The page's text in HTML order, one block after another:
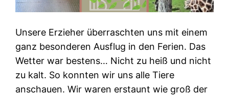
Unsere Erzieher überraschten uns mit einem
ganz besonderen Ausflug in den Ferien. Das
Wetter war bestens… Nicht zu heiß und nicht
zu kalt. So konnten wir uns alle Tiere
anschauen. Wir waren erstaunt wie groß der